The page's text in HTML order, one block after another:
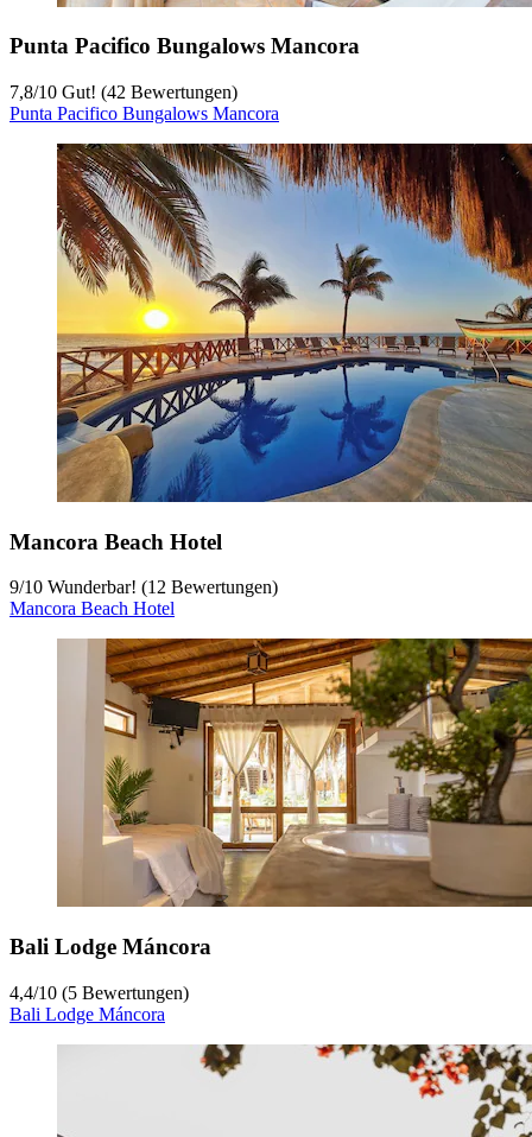
Punta Pacifico Bungalows Mancora
7,8/10 Gut! (42 Bewertungen)
Punta Pacifico Bungalows Mancora
Mancora Beach Hotel
9/10 Wunderbar! (12 Bewertungen)
Mancora Beach Hotel
Bali Lodge Máncora
4,4/10 (5 Bewertungen)
Bali Lodge Máncora